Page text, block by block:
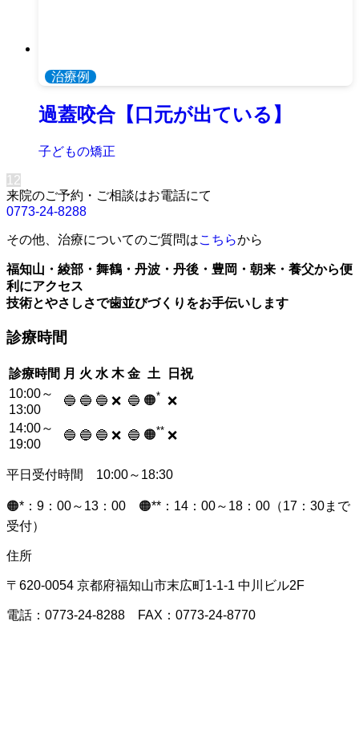
治療例
過蓋咬合【口元が出ている】
子どもの矯正
1 2
来院のご予約・ご相談はお電話にて
0773-24-8288
その他、治療についてのご質問はこちらから
福知山・綾部・舞鶴・丹波・丹後・豊岡・朝来・養父から便
利にアクセス
技術とやさしさで歯並びづくりをお手伝いします
診療時間
診療時間 月 火 水 木 金 土
日祝
10:00～
13:00
🔵 🔵 🔵 ❌ 🔵 🟠* ❌
14:00～
19:00
🔵 🔵 🔵 ❌ 🔵 🟠** ❌
平日受付時間 10:00～18:30
🟠*：9：00～13：00 🟠**：14：00～18：00（17：30まで
受付）
住所
〒620-0054 京都府福知山市末広町1-1-1 中川ビル2F
電話：0773-24-8288 FAX：0773-24-8770